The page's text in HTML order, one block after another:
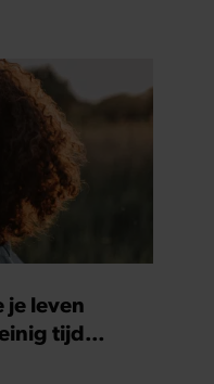
je leven
tijd